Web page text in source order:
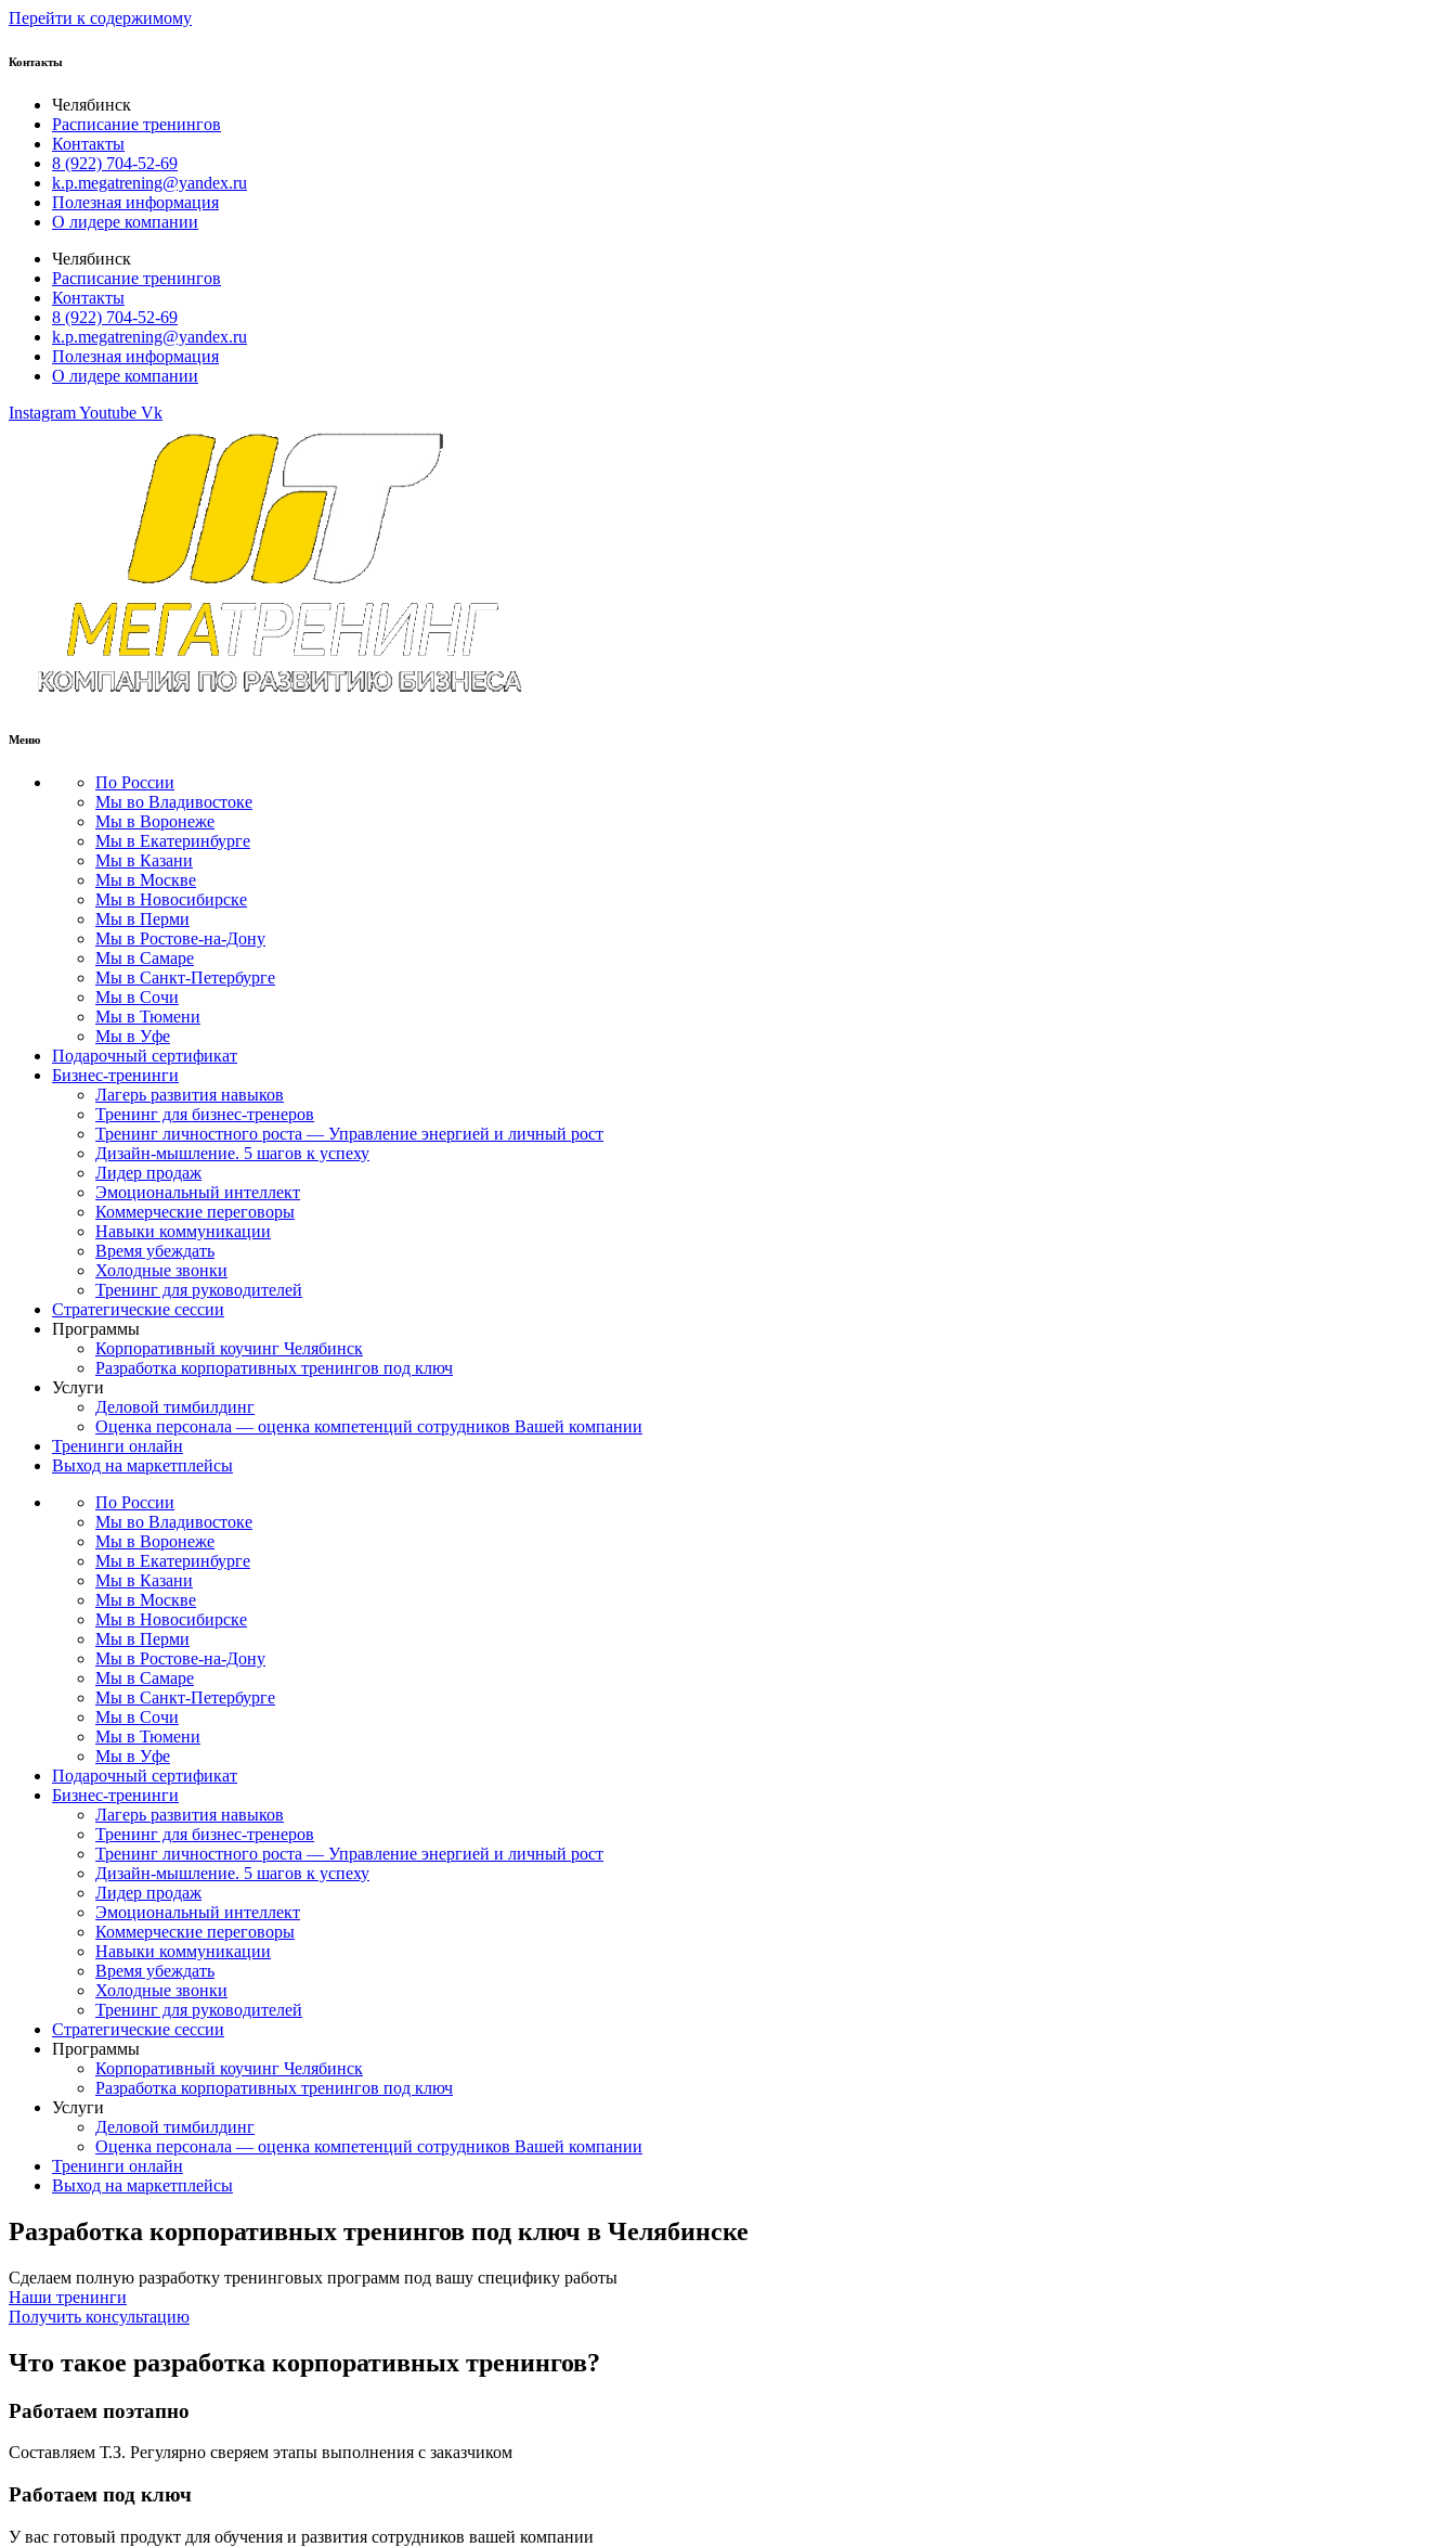
Перейти к содержимому
Контакты
Челябинск
Расписание тренингов
Контакты
8 (922) 704-52-69
k.p.megatrening@yandex.ru
Полезная информация
О лидере компании
Челябинск
Расписание тренингов
Контакты
8 (922) 704-52-69
k.p.megatrening@yandex.ru
Полезная информация
О лидере компании
InstagramYoutube Vk
Меню
По России
Мы во Владивостоке
Мы в Воронеже
Мы в Екатеринбурге
Мы в Казани
Мы в Москве
Мы в Новосибирске
Мы в Перми
Мы в Ростове-на-Дону
Мы в Самаре
Мы в Санкт-Петербурге
Мы в Сочи
Мы в Тюмени
Мы в Уфе
Подарочный сертификат
Бизнес-тренинги
Лагерь развития навыков
Тренинг для бизнес-тренеров
Тренинг личностного роста — Управление энергией и личный рост
Дизайн-мышление. 5 шагов к успеху
Лидер продаж
Эмоциональный интеллект
Коммерческие переговоры
Навыки коммуникации
Время убеждать
Холодные звонки
Тренинг для руководителей
Стратегические сессии
Программы
Корпоративный коучинг Челябинск
Разработка корпоративных тренингов под ключ
Услуги
Деловой тимбилдинг
Оценка персонала — оценка компетенций сотрудников Вашей компании
Тренинги онлайн
Выход на маркетплейсы
По России
Мы во Владивостоке
Мы в Воронеже
Мы в Екатеринбурге
Мы в Казани
Мы в Москве
Мы в Новосибирске
Мы в Перми
Мы в Ростове-на-Дону
Мы в Самаре
Мы в Санкт-Петербурге
Мы в Сочи
Мы в Тюмени
Мы в Уфе
Подарочный сертификат
Бизнес-тренинги
Лагерь развития навыков
Тренинг для бизнес-тренеров
Тренинг личностного роста — Управление энергией и личный рост
Дизайн-мышление. 5 шагов к успеху
Лидер продаж
Эмоциональный интеллект
Коммерческие переговоры
Навыки коммуникации
Время убеждать
Холодные звонки
Тренинг для руководителей
Стратегические сессии
Программы
Корпоративный коучинг Челябинск
Разработка корпоративных тренингов под ключ
Услуги
Деловой тимбилдинг
Оценка персонала — оценка компетенций сотрудников Вашей компании
Тренинги онлайн
Выход на маркетплейсы
Разработка корпоративных тренингов под ключ в Челябинске
Сделаем полную разработку тренинговых программ под вашу специфику работы
Наши тренинги
Получить консультацию
Что такое разработка корпоративных тренингов?
Работаем поэтапно
Составляем Т.З. Регулярно сверяем этапы выполнения с заказчиком
Работаем под ключ
У вас готовый продукт для обучения и развития сотрудников вашей компании